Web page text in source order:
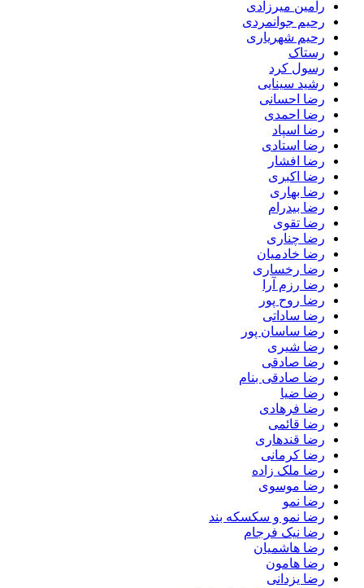
رامین میرزادی
رحیم جوانمردی
رحیم شهریاری
رستاک
رسول کرد
رشید سینایی
رضا احسانی
رضا احمدی
رضا اسپاد
رضا استادی
رضا افشار
رضا اکبری
رضا بهاری
رضا بیدرام
رضا تقوی
رضا چناری
رضا خادمیان
رضا رخساری
رضا رزم آرا
رضا روح پور
رضا ساداتی
رضا ساسان پور
رضا شیری
رضا صادقی
رضا صادقی بنام
رضا ضیا
رضا فرهادی
رضا قائمی
رضا قندهاری
رضا کرمانی
رضا ملک زاده
رضا موسوی
رضا نمو
رضا نمو و سکسکه بند
رضا نیک فرجام
رضا هاشمیان
رضا هامون
رضا یزدانی